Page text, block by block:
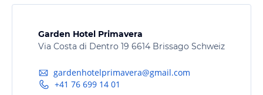
Garden Hotel Primavera
Via Costa di Dentro 19 6614 Brissago Schweiz
gardenhotelprimavera@gmail.com
+41 76 699 14 01